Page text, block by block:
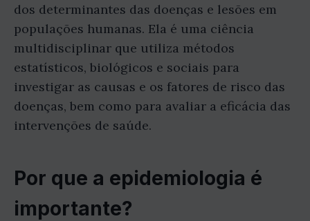
dos determinantes das doenças e lesões em
populações humanas. Ela é uma ciência
multidisciplinar que utiliza métodos
estatísticos, biológicos e sociais para
investigar as causas e os fatores de risco das
doenças, bem como para avaliar a eficácia das
intervenções de saúde.
Por que a epidemiologia é
importante?